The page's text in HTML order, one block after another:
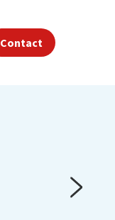
Contact